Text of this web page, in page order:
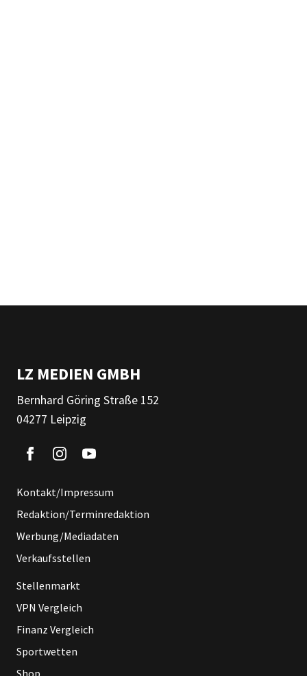
LZ MEDIEN GMBH
Bernhard Göring Straße 152
04277 Leipzig
Kontakt/Impressum
Redaktion/Terminredaktion
Werbung/Mediadaten
Verkaufsstellen
Stellenmarkt
VPN Vergleich
Finanz Vergleich
Sportwetten
Shop